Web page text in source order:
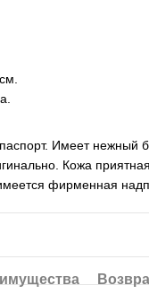
Имеет нежный
Кожа
фирменная